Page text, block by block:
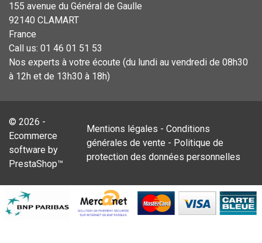
155 avenue du Général de Gaulle
92140 CLAMART
France
Call us: 01 46 01 51 53
Nos experts à votre écoute (du lundi au vendredi de 08h30
à 12h et de 13h30 à 18h)
© 2026 -
Ecommerce
software by
PrestaShop™
Mentions légales -Conditions
générales de vente - Politique de
protection des données personnelles